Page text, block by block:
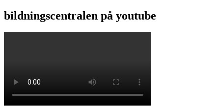
bildningscentralen på youtube